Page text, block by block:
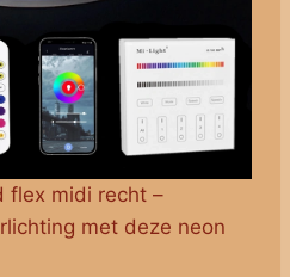
flex midi recht –
met deze neon